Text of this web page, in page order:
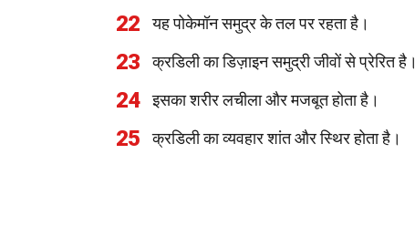
22 यह पोकेमॉन समुद्र के तल पर रहता है।
23 क्रडिली का डिज़ाइन समुद्री जीवों से प्रेरित है।
24 इसका शरीर लचीला और मजबूत होता है।
25 क्रडिली का व्यवहार शांत और स्थिर होता है।